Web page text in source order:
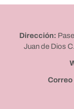
Dirección:
Juan de Dios
Correo